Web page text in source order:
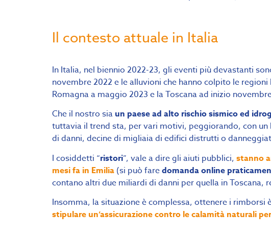
Il contesto attuale in Italia
In Italia, nel biennio 2022-23, gli eventi più devastanti
novembre 2022 e le alluvioni che hanno colpito le
Romagna a maggio 2023 e la Toscana ad inizio
Che il nostro sia un paese ad alto rischio sismico ed
tuttavia il trend sta, per vari motivi, peggiorando, con
di danni, decine di migliaia di edifici distrutti o
I cosiddetti “ristori”, vale a dire gli aiuti pubblici, stanno
mesi fa in Emilia (si può faredomanda online
contano altri due miliardi di danni per quella in Toscana,
Insomma, la situazione è complessa, ottenere i rimborsi
stipulare un’assicurazione contro le calamità naturali